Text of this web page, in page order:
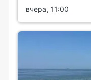
вчера, 11:00